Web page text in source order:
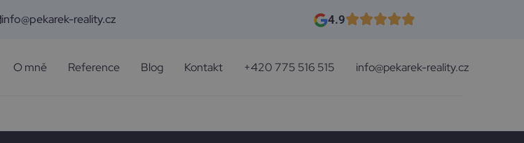
info@pekarek-reality.cz 4.9
O mně Reference Blog Kontakt +420 775 516 515 info@pekarek-reality.cz